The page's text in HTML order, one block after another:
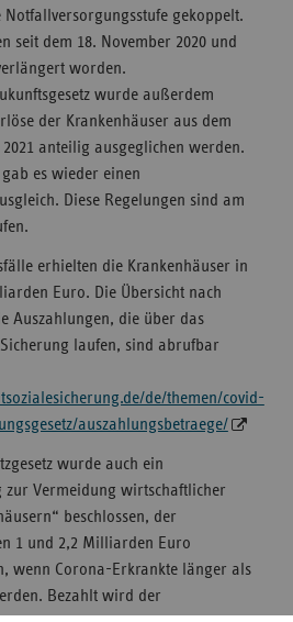
gekoppelt.
seit dem 18. November 2020 und
worden.
wurde außerdem
der Krankenhäuser aus dem
2021 anteilig ausgeglichen werden.
es wieder einen
Diese Regelungen sind am
erhielten die Krankenhäuser in
Euro. Die Übersicht nach
Auszahlungen, die über das
laufen, sind abrufbar
de/themen/covid-
auszahlungsbetraege/
wurde auch ein
zur Vermeidung wirtschaftlicher
beschlossen, der
1 und 2,2 Milliarden Euro
wenn Corona-Erkrankte länger als
Bezahlt wird der